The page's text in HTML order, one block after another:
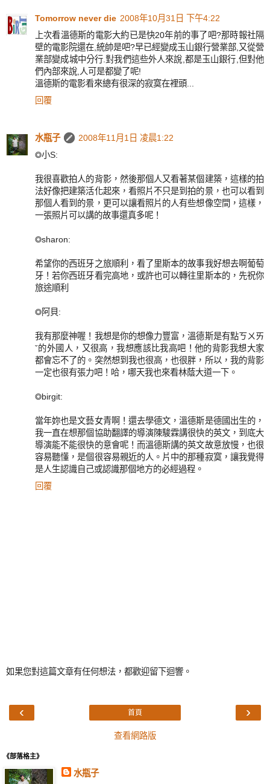
Tomorrow never die 2008年10月31日 下午4:22
上次看溫德斯的電影大約已是快20年前的事了吧?那時報社隔
壁的電影院還在,統帥是吧?早已經變成玉山銀行營業部,又從營
業部變成城中分行.對我們這些外人來說,都是玉山銀行,但對他
們內部來說,人可是都變了呢!
溫德斯的電影看來總有很深的寂寞在裡頭...
回覆
水瓶子
2008年11月1日 凌晨1:22
◎小S:
我很喜歡拍人的背影，然後那個人又看著某個建築，這樣的拍
法好像把建築活化起來，看照片不只是到拍的景，也可以看到
那個人看到的景，更可以讓看照片的人有些想像空間，這樣，
一張照片可以講的故事還真多呢！
◎sharon:
希望你的西班牙之旅順利，看了里斯本的故事我好想去啊葡萄
牙！若你西班牙看完高地，或許也可以轉往里斯本的，先祝你
旅途順利
◎阿貝:
我有那麼神喔！我想是你的想像力豐富，溫德斯是有點ㄎㄨㄞ
ˇ的外國人，又很高，我想應該比我高吧！他的背影我想大家
都會忘不了的。突然想到我也很高，也很胖，所以，我的背影
一定也很有張力吧！哈，哪天我也來看林蔭大道一下。
◎birgit:
當年妳也是文藝女青啊！還去學德文，溫德斯是德國出生的，
我一直在想那個協助翻譯的導演陳駿霖講很快的英文，到底大
導演能不能很快的意會呢！而溫德斯講的英文故意放慢，也很
容易聽懂，是個很容易親近的人。片中的那種寂寞，讓我覺得
是人生認識自己或認識那個地方的必經過程。
回覆
如果您對這篇文章有任何想法，都歡迎留下迴響。
‹ ›
首頁
查看網路版
《部落格主》
水瓶子